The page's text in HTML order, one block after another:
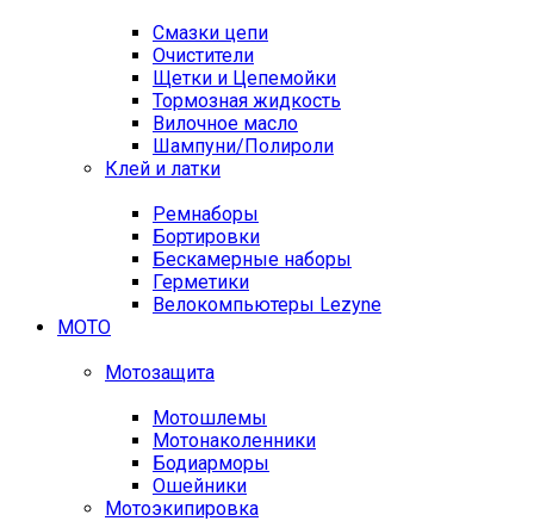
Смазки цепи
Очистители
Щетки и Цепемойки
Тормозная жидкость
Вилочное масло
Шампуни/Полироли
Клей и латки
Ремнаборы
Бортировки
Бескамерные наборы
Герметики
Велокомпьютеры Lezyne
МОТО
Мотозащита
Мотошлемы
Мотонаколенники
Бодиарморы
Ошейники
Мотоэкипировка